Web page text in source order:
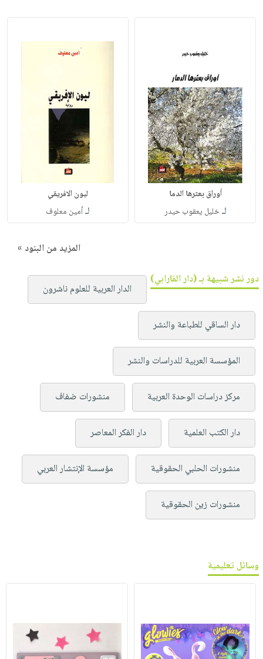
أوراق بعثرها الدما
لـخليل يعقوب حيدر
ليون الافريقي
لـأمين معلوف
المزيد من البنود »
دور نشر شبيهة بـ (دار الفارابي)
الدار العربية للعلوم ناشرون
دار الساقي للطباعة والنشر
المؤسسة العربية للدراسات والنشر
مركز دراسات الوحدة العربية منشورات ضفاف
دار الكتب العلمية دار الفكر المعاصر
منشورات الحلبي الحقوقية مؤسسة الإنتشار العربي
منشورات زين الحقوقية
وسائل تعليمية